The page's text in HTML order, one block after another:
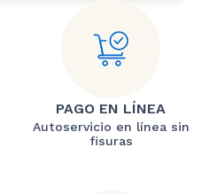
PAGO EN LÍNEA
Autoservicio en línea sin
fisuras